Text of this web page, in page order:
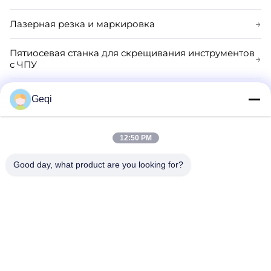
Лазерная резка и маркировка →
Пятиосевая станка для скрещивания инструментов
с ЧПУ
→
Общий шлифовальный станок
Geqi
12:50 PM
Good day, what product are you looking for?